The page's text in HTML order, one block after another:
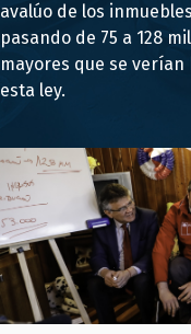
avalúo de los
pasando de 75 a 128
mayores que se
esta ley.